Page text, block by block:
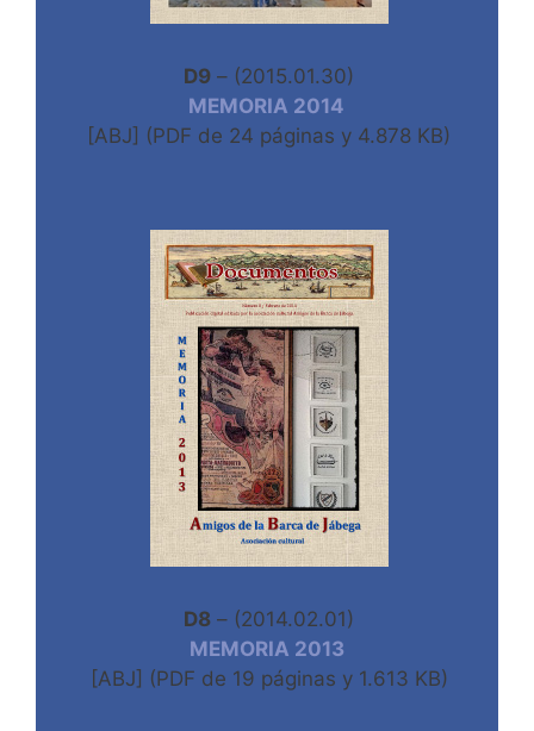
D9 – (2015.01.30)
MEMORIA 2014
[ABJ] (PDF de 24 páginas y 4.878 KB)
D8 – (2014.02.01)
MEMORIA 2013
[ABJ] (PDF de 19 páginas y 1.613 KB)